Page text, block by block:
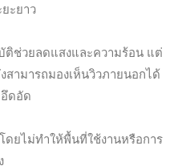
ะยาว
ช่วยลดแสงและความร้อน แต่
ามารถมองเห็นวิวภายนอกได้
ดอัด
ยไม่ทำให้พื้นที่ใช้งานหรือการ